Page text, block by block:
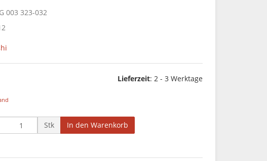
003 323-032
Lieferzeit: 2 - 3 Werktage
Stk In den Warenkorb